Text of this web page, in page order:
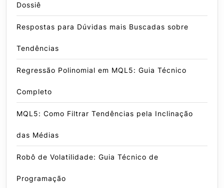
Dossiê
Respostas para Dúvidas mais Buscadas sobre
Tendências
Regressão Polinomial em MQL5: Guia Técnico
Completo
MQL5: Como Filtrar Tendências pela Inclinação
das Médias
Robô de Volatilidade: Guia Técnico de
Programação